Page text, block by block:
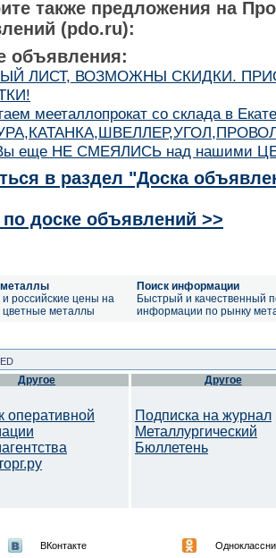
также предложения на
(pdo.ru):
объявления:
ЛИСТ, ВОЗМОЖНЫ СКИДКИ.
мееталлопрокат со склада в
еще НЕ СМЕЯЛИСЬ над нашими
в раздел "Доска
по доске объявлений >>
российские цены на
металлы
Поиск информации
Быстрый и качественный
информации по рынку
Другое
оперативной
Другое
Подписка на журнал
Металлургический
Бюллетень
ВКонтакте